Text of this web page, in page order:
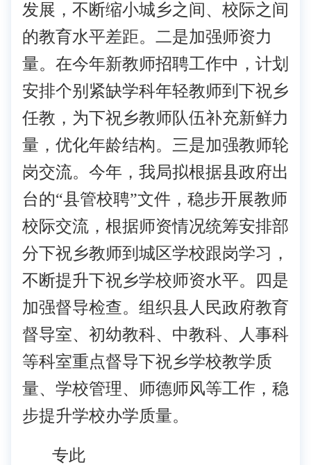
发展，不断缩小城乡之间、校际之间
的教育水平差距。二是加强师资力
量。在今年新教师招聘工作中，计划
安排个别紧缺学科年轻教师到下祝乡
任教，为下祝乡教师队伍补充新鲜力
量，优化年龄结构。三是加强教师轮
岗交流。今年，我局拟根据县政府出
台的“县管校聘”文件，稳步开展教师
校际交流，根据师资情况统筹安排部
分下祝乡教师到城区学校跟岗学习，
不断提升下祝乡学校师资水平。四是
加强督导检查。组织县人民政府教育
督导室、初幼教科、中教科、人事科
等科室重点督导下祝乡学校教学质
量、学校管理、师德师风等工作，稳
步提升学校办学质量。
专此